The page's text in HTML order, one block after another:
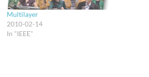
Multilayer
2010-02-14
In "IEEE"